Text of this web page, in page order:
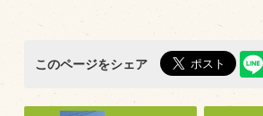
このページをシェア